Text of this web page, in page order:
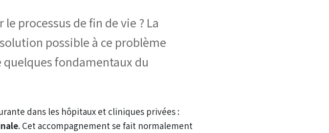
processus de fin de vie ? La
possible à ce problème
fondamentaux du
dans les hôpitaux et cliniques privées :
. Cet accompagnement se fait normalement